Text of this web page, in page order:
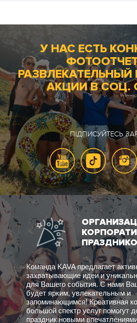
У НАС ЕСТЬ
РАЗВЛЕКАТЕЛЬНЫЙ
АКЦИИ В СОЦ.
ПІДПИСУЙТЕСЬ
Команда KAVA предлагает
захватывающие идеи и
для Вашего события. С нами
будет ярким, увлекательным и
запоминающимся! Креативная
большой спектр услуг помогут
праздник новыми